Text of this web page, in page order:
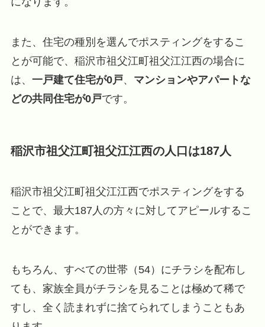
また、住宅の種別を選んでポスティングをするこ
とが可能で、稲沢市祖父江町祖父江江西の場合に
は、 一戸建て住宅が0戸、 マンションやアパートな
どの共同住宅が0戸です。
稲沢市祖父江町祖父江江西の人口は187人
稲沢市祖父江町祖父江江西でポスティングをする
ことで、最大187人の方々に対してアピールするこ
とができます。
もちろん、すべての世帯（54）にチラシを配布し
ても、家族全員がチラシを見ることは極めて稀で
すし、全く読まれずに捨てられてしまうこともあ